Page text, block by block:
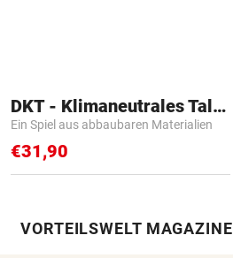
DKT - Klimaneutrales Talent
Ein Spiel aus abbaubaren Materialien
€31,90
VORTEILSWELT MAGAZINE